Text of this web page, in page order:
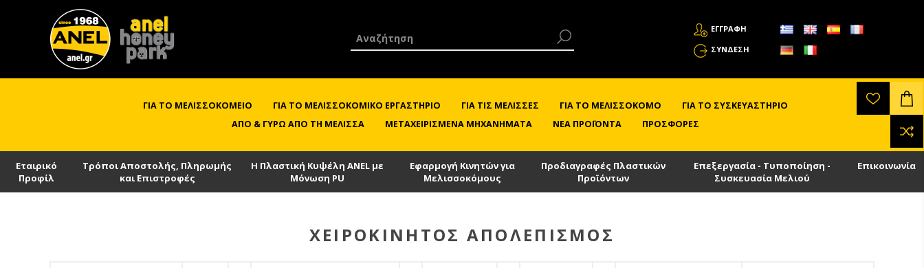
ΕΓΓΡΑΦΗ
ΣΎΝΔΕΣΗ
ΓΙΑ ΤΟ ΜΕΛΙΣΣΟΚΟΜΕΊΟ ΓΙΑ ΤΟ ΜΕΛΙΣΣΟΚΟΜΙΚΌ ΕΡΓΑΣΤΉΡΙΟ ΓΙΑ ΤΙΣ ΜΈΛΙΣΣΕΣ ΓΙΑ ΤΟ ΜΕΛΙΣΣΟΚΌΜΟ
ΓΙΑ ΤΟ ΣΥΣΚΕΥΑΣΤΉΡΙΟ
ΑΠΌ & ΓΎΡΩ ΑΠΌ ΤΗ ΜΈΛΙΣΣΑ
ΜΕΤΑΧΕΙΡΙΣΜΈΝΑ ΜΗΧΑΝΉΜΑΤΑ ΝΈΑ ΠΡΟΪΌΝΤΑ ΠΡΟΣΦΟΡΈΣ
Εταιρικό
Προφίλ
Τρόποι Αποστολής, Πληρωμής
και Επιστροφές
Η Πλαστική Κυψέλη ANEL με
Μόνωση PU
Εφαρμογή Κινητών για
Μελισσοκόμους
Προδιαγραφές Πλαστικών
Προϊόντων
Επεξεργασία - Τυποποίηση -
Συσκευασία Μελιού
Επικοινωνία
ΧΕΙΡΟΚΊΝΗΤΟΣ ΑΠΟΛΕΠΙΣΜΌΣ